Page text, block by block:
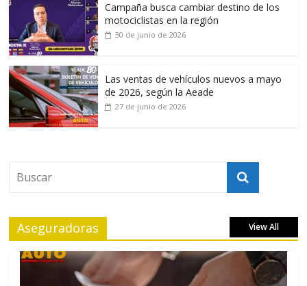
Campaña busca cambiar destino de los
motociclistas en la región
30 de junio de 2026
Las ventas de vehículos nuevos a mayo
de 2026, según la Aeade
27 de junio de 2026
Aseguradoras View All